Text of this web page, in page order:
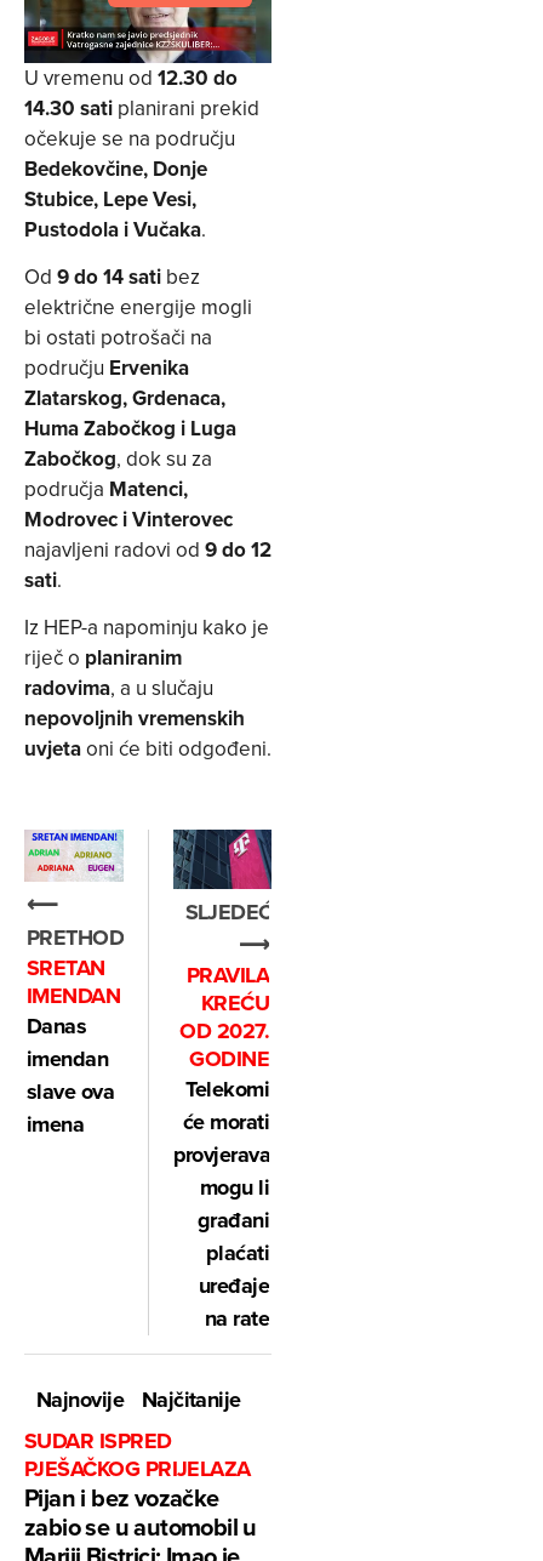
U vremenu od 12.30 do
14.30 sati planirani prekid
očekuje se na području
Bedekovčine, Donje
Stubice, Lepe Vesi,
Pustodola i Vučaka.
Od 9 do 14 sati bez
električne energije mogli
bi ostati potrošači na
području Ervenika
Zlatarskog, Grdenaca,
Huma Zabočkog i Luga
Zabočkog, dok su za
područja Matenci,
Modrovec i Vinterovec
najavljeni radovi od 9 do 12
sati.
Iz HEP-a napominju kako je
riječ o planiranim
radovima, a u slučaju
nepovoljnih vremenskih
uvjetaoni će biti odgođeni.
⟵
PRETHODNO
SRETAN
IMENDAN
Danas
imendan
slave ova
imena
SLJEDEĆE
⟶
PRAVILA
KREĆU
OD 2027.
GODINE
Telekomi
će morati
provjeravati
mogu li
građani
plaćati
uređaje
na rate
Najnovije
Najčitanije
SUDAR ISPRED
PJEŠAČKOG PRIJELAZA
Pijan i bez vozačke
zabio se u automobil u